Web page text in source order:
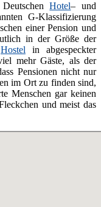
Hotel– und
G-Klassifizierung
einer Pension und
in der Größe der
Hostel in abgespeckter
mehr Gäste, als der
Pensionen nicht nur
im Ort zu finden sind,
Menschen gar keinen
und meist das